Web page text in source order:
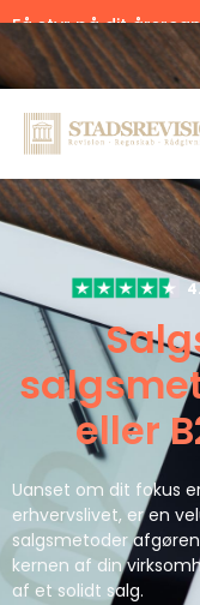
Få styr på dit
eller
Uanset om dit fokus
erhvervslivet, er en
salgsmetoder
kernen af din
af et solidt salg.